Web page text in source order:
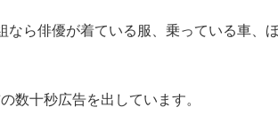
ら俳優が着ている服、乗っている車、
数十秒広告を出しています。